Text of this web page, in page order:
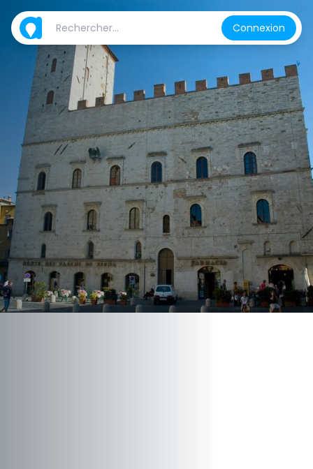
Connexion